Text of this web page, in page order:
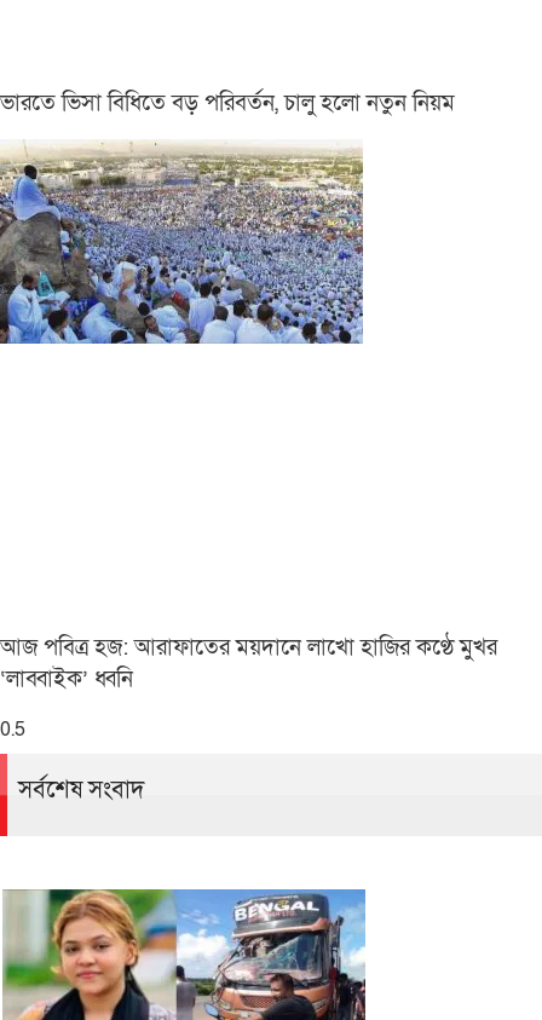
ভারতে ভিসা বিধিতে বড় পরিবর্তন, চালু হলো নতুন নিয়ম
আজ পবিত্র হজ: আরাফাতের ময়দানে লাখো হাজির কণ্ঠে মুখর
‘লাব্বাইক’ ধ্বনি
সর্বশেষ সংবাদ